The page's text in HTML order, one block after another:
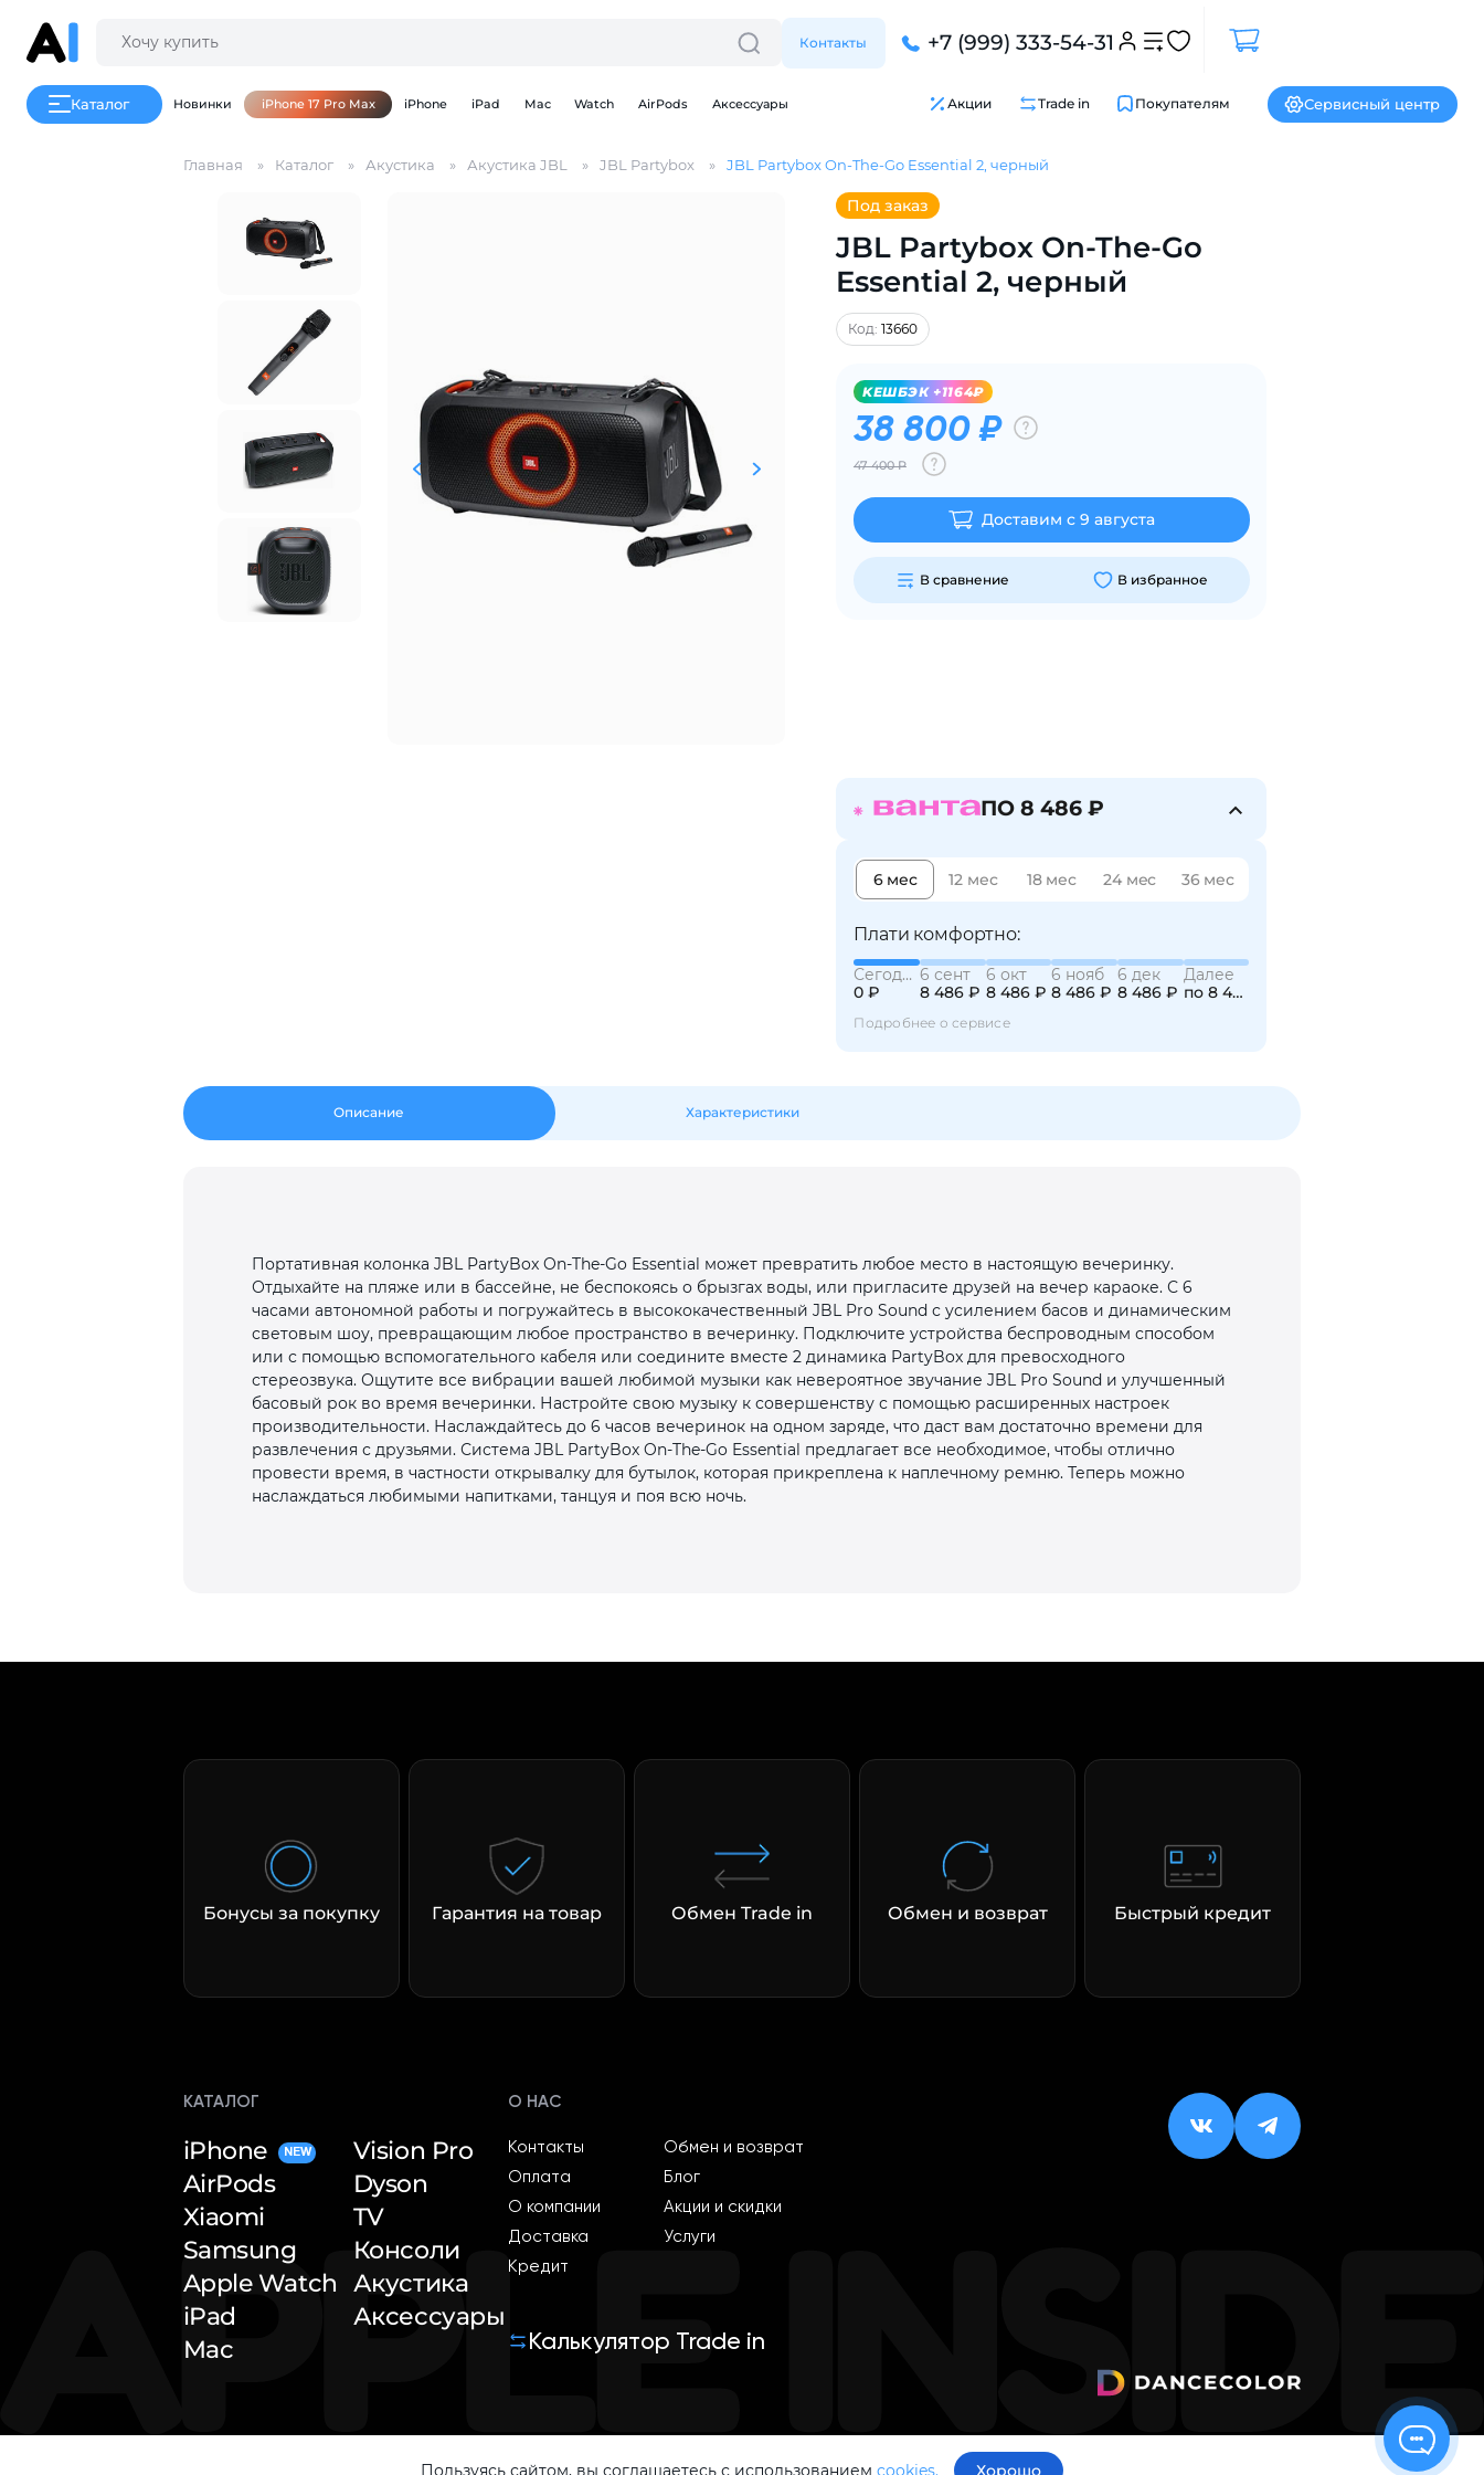
Контакты +7 (999) 333-54-31
Каталог Новинки iPhone 17 Pro Max iPhone iPad Mac Watch AirPods Аксессуары Акции Trade in Покупателям Сервисный центр
Главная Каталог Акустика Акустика JBL JBL Partybox JBL Partybox On-The-Go Essential 2, черный
Под заказ
JBL Partybox On-The-Go
Essential 2, черный
Код:13660
KЕШБЭК +1164₽
38 800 ₽
47 400 Р
Доставим с 9 августа
В сравнение В избранное
ПО 8 486 ₽
6 мес 12 мес 18 мес 24 мес 36 мес
Плати комфортно:
Сегодня
0 ₽
6 сент
8 486 ₽
6 окт
8 486 ₽
6 нояб
8 486 ₽
6 дек
8 486 ₽
Далее
по 8 486 ₽
Подробнее о сервисе
Описание Характеристики
Портативная колонка JBL PartyBox On-The-Go Essential может превратить любое место в настоящую вечеринку.
Отдыхайте на пляже или в бассейне, не беспокоясь о брызгах воды, или пригласите друзей на вечер караоке. С 6
часами автономной работы и погружайтесь в высококачественный JBL Pro Sound с усилением басов и динамическим
световым шоу, превращающим любое пространство в вечеринку. Подключите устройства беспроводным способом
или с помощью вспомогательного кабеля или соедините вместе 2 динамика PartyBox для превосходного
стереозвука. Ощутите все вибрации вашей любимой музыки как невероятное звучание JBL Pro Sound и улучшенный
басовый рок во время вечеринки. Настройте свою музыку к совершенству с помощью расширенных настроек
производительности. Наслаждайтесь до 6 часов вечеринок на одном заряде, что даст вам достаточно времени для
развлечения с друзьями. Система JBL PartyBox On-The-Go Essential предлагает все необходимое, чтобы отлично
провести время, в частности открывалку для бутылок, которая прикреплена к наплечному ремню. Теперь можно
наслаждаться любимыми напитками, танцуя и поя всю ночь.
Бонусы за покупку Гарантия на товар Обмен Trade in Обмен и возврат Быстрый кредит
КАТАЛОГ
iPhone NEW
AirPods
Xiaomi
Samsung
Apple Watch
iPad
Mac
Vision Pro
Dyson
TV
Консоли
Акустика
Аксессуары
О НАС
Контакты
Оплата
О компании
Доставка
Кредит
Обмен и возврат
Блог
Акции и скидки
Услуги
Калькулятор Trade in
© 2026 — Apple Inside. All rights reserved. Политика конфиденциальностиОферта
Пользуясь сайтом, вы соглашаетесь с использованием cookies. Хорошо
Разбейте
на частибез переплат
График платежей
каждые 2 недели
Подробнее
25
раз в 2
недели Остались вопросы?
8 800 302-02-51
plait.ru